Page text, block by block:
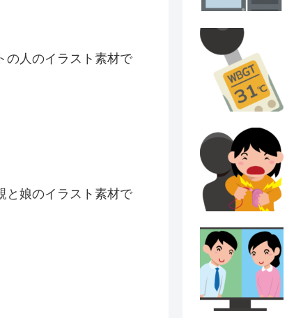
の人のイラスト素材で
と娘のイラスト素材で